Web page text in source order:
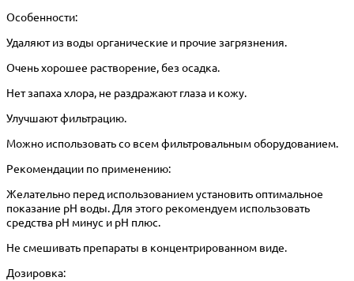
Особенности:
Удаляют из воды органические и прочие загрязнения.
Очень хорошее растворение, без осадка.
Нет запаха хлора, не раздражают глаза и кожу.
Улучшают фильтрацию.
Можно использовать со всем фильтровальным оборудованием.
Рекомендации по применению:
Желательно перед использованием установить оптимальное
показание pH воды. Для этого рекомендуем использовать
средства pH минус и pH плюс.
Не смешивать препараты в концентрированном виде.
Дозировка: